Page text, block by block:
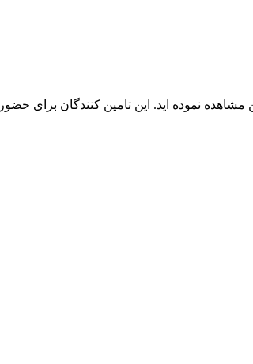
نموده اید. این تامین کنندگان برای